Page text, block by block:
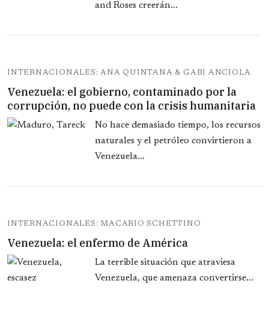
and Roses creerán...
INTERNACIONALES: ANA QUINTANA & GABI ANCIOLA
Venezuela: el gobierno, contaminado por la
corrupción, no puede con la crisis humanitaria
No hace demasiado tiempo, los recursos
naturales y el petróleo convirtieron a
Venezuela...
INTERNACIONALES: MACARIO SCHETTINO
Venezuela: el enfermo de América
La terrible situación que atraviesa
Venezuela, que amenaza convertirse...